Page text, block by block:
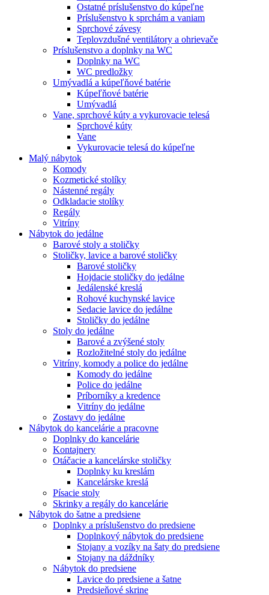
Ostatné príslušenstvo do kúpeľne
Príslušenstvo k sprchám a vaniam
Sprchové závesy
Teplovzdušné ventilátory a ohrievače
Príslušenstvo a doplnky na WC
Doplnky na WC
WC predložky
Umývadlá a kúpeľňové batérie
Kúpeľňové batérie
Umývadlá
Vane, sprchové kúty a vykurovacie telesá
Sprchové kúty
Vane
Vykurovacie telesá do kúpeľne
Malý nábytok
Komody
Kozmetické stolíky
Nástenné regály
Odkladacie stolíky
Regály
Vitríny
Nábytok do jedálne
Barové stoly a stoličky
Stoličky, lavice a barové stoličky
Barové stoličky
Hojdacie stoličky do jedálne
Jedálenské kreslá
Rohové kuchynské lavice
Sedacie lavice do jedálne
Stoličky do jedálne
Stoly do jedálne
Barové a zvýšené stoly
Rozložitelné stoly do jedálne
Vitríny, komody a police do jedálne
Komody do jedálne
Police do jedálne
Príborníky a kredence
Vitríny do jedálne
Zostavy do jedálne
Nábytok do kancelárie a pracovne
Doplnky do kancelárie
Kontajnery
Otáčacie a kancelárske stoličky
Doplnky ku kreslám
Kancelárske kreslá
Písacie stoly
Skrinky a regály do kancelárie
Nábytok do šatne a predsiene
Doplnky a príslušenstvo do predsiene
Doplnkový nábytok do predsiene
Stojany a vozíky na šaty do predsiene
Stojany na dáždníky
Nábytok do predsiene
Lavice do predsiene a šatne
Predsieňové skrine